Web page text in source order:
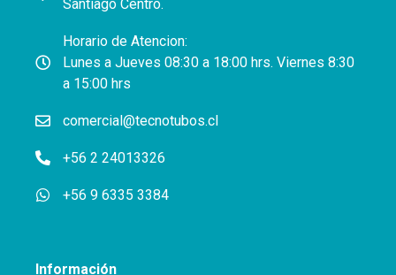
Santiago Centro.
Horario de Atencion:
Lunes a Jueves 08:30 a 18:00 hrs. Viernes 8:30
a 15:00 hrs
comercial@tecnotubos.cl
+56 2 24013326
+56 9 6335 3384
Información